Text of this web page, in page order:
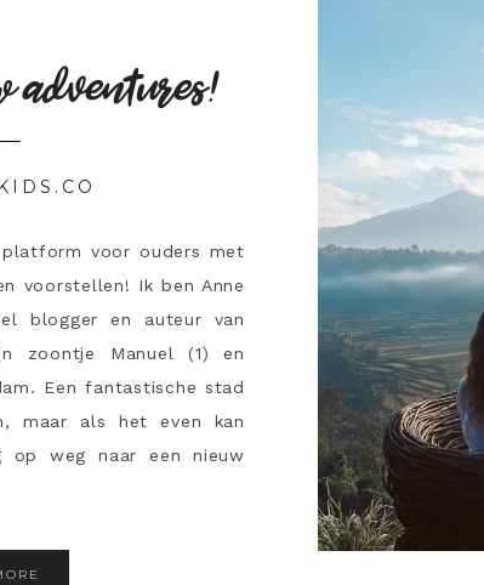
adventures!
voor ouders met
voorstellen! Ik ben Anne
blogger en auteur van
zoontje Manuel (1) en
Een fantastische stad
maar als het even kan
op weg naar een nieuw